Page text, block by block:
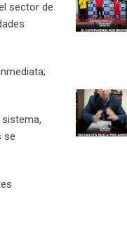
sector de
se